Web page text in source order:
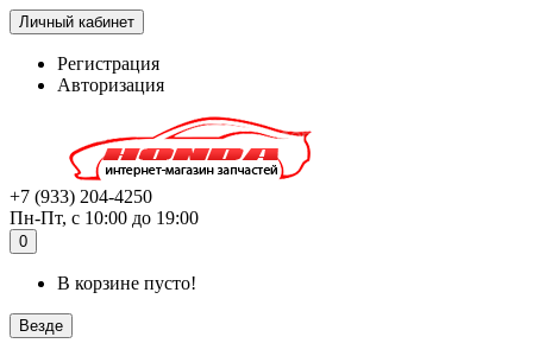
Личный кабинет
Регистрация
Авторизация
+7 (933) 204-4250
Пн-Пт, с 10:00 до 19:00
0
В корзине пусто!
Везде